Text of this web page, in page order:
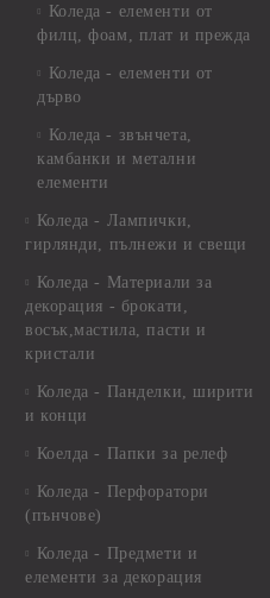
Коледа - елементи от
филц, фоам, плат и прежда
Коледа - елементи от
дърво
Коледа - звънчета,
камбанки и метални
елементи
Коледа - Лампички,
гирлянди, пълнежи и свещи
Коледа - Материали за
декорация - брокати,
восък,мастила, пасти и
кристали
Коледа - Панделки, ширити
и конци
Коелда - Папки за релеф
Коледа - Перфоратори
(пънчове)
Коледа - Предмети и
елементи за декорация